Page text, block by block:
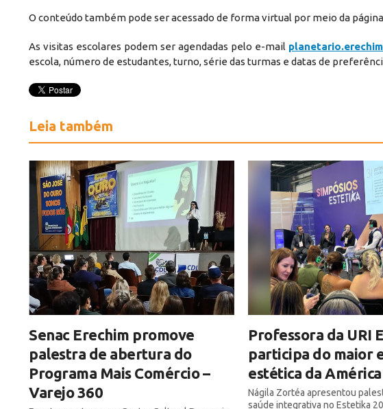
O conteúdo também pode ser acessado de forma virtual por meio da página
As visitas escolares podem ser agendadas pelo e-mail
escola, número de estudantes, turno, série das turmas e datas de
Leia também
Senac Erechim promove
palestra de abertura do
Programa Mais Comércio –
Varejo 360
Professora da URI
participa do maior
estética da
Nágila Zortéa apresentou
saúde integrativa no Estetika